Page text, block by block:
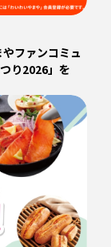
ファンコミュ
り2026」を